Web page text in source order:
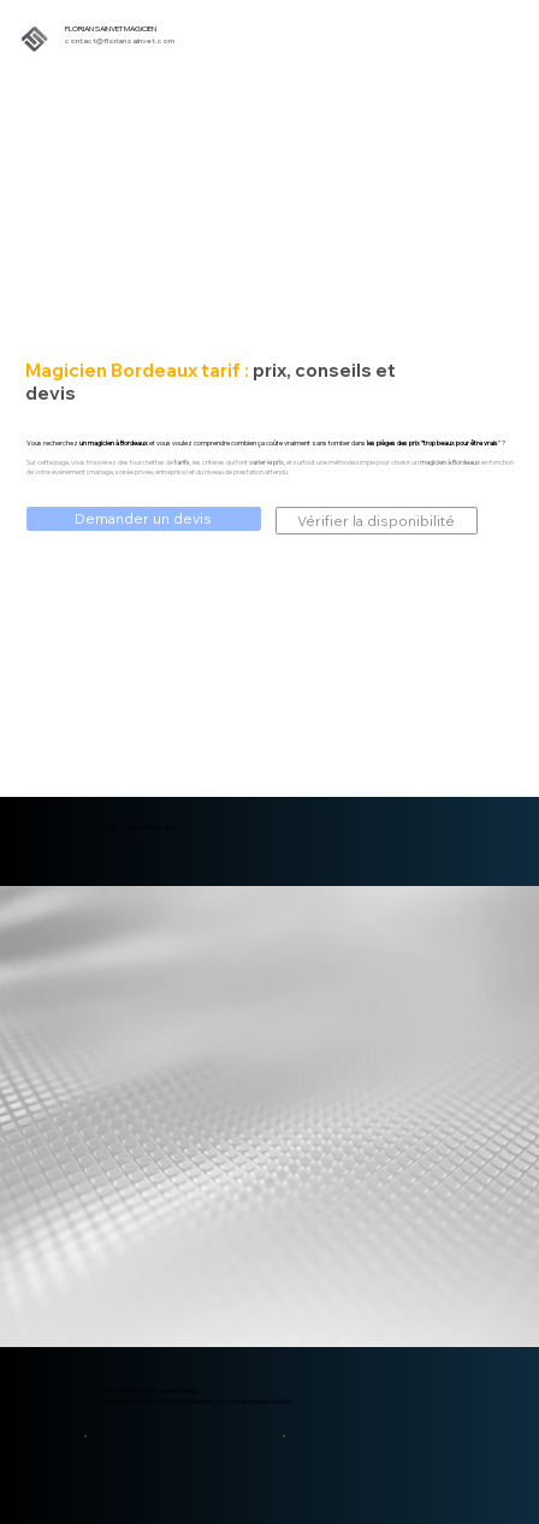
FLORIAN SAINVET MAGICIEN
contact@floriansainvet.com
Magicien Bordeaux tarif : prix, conseils et
devis
Vous recherchez un magicien à Bordeauxet vous voulez comprendre combien ça coûte vraiment sans tomber dans les pièges des prix “trop beaux pour être vrais” ?
Sur cette page, vous trouverez des fourchettes detarifs , les critères qui font varier le prix, et surtout une méthode simple pour choisir unmagicien à Bordeauxen fonction
de votre événement (mariage, soirée privée, entreprise) et du niveau de prestation attendu.
Demander un devis Vérifier la disponibilité
Tarif magicien Bordeaux : pourquoi les prix vont du simple au triple ?